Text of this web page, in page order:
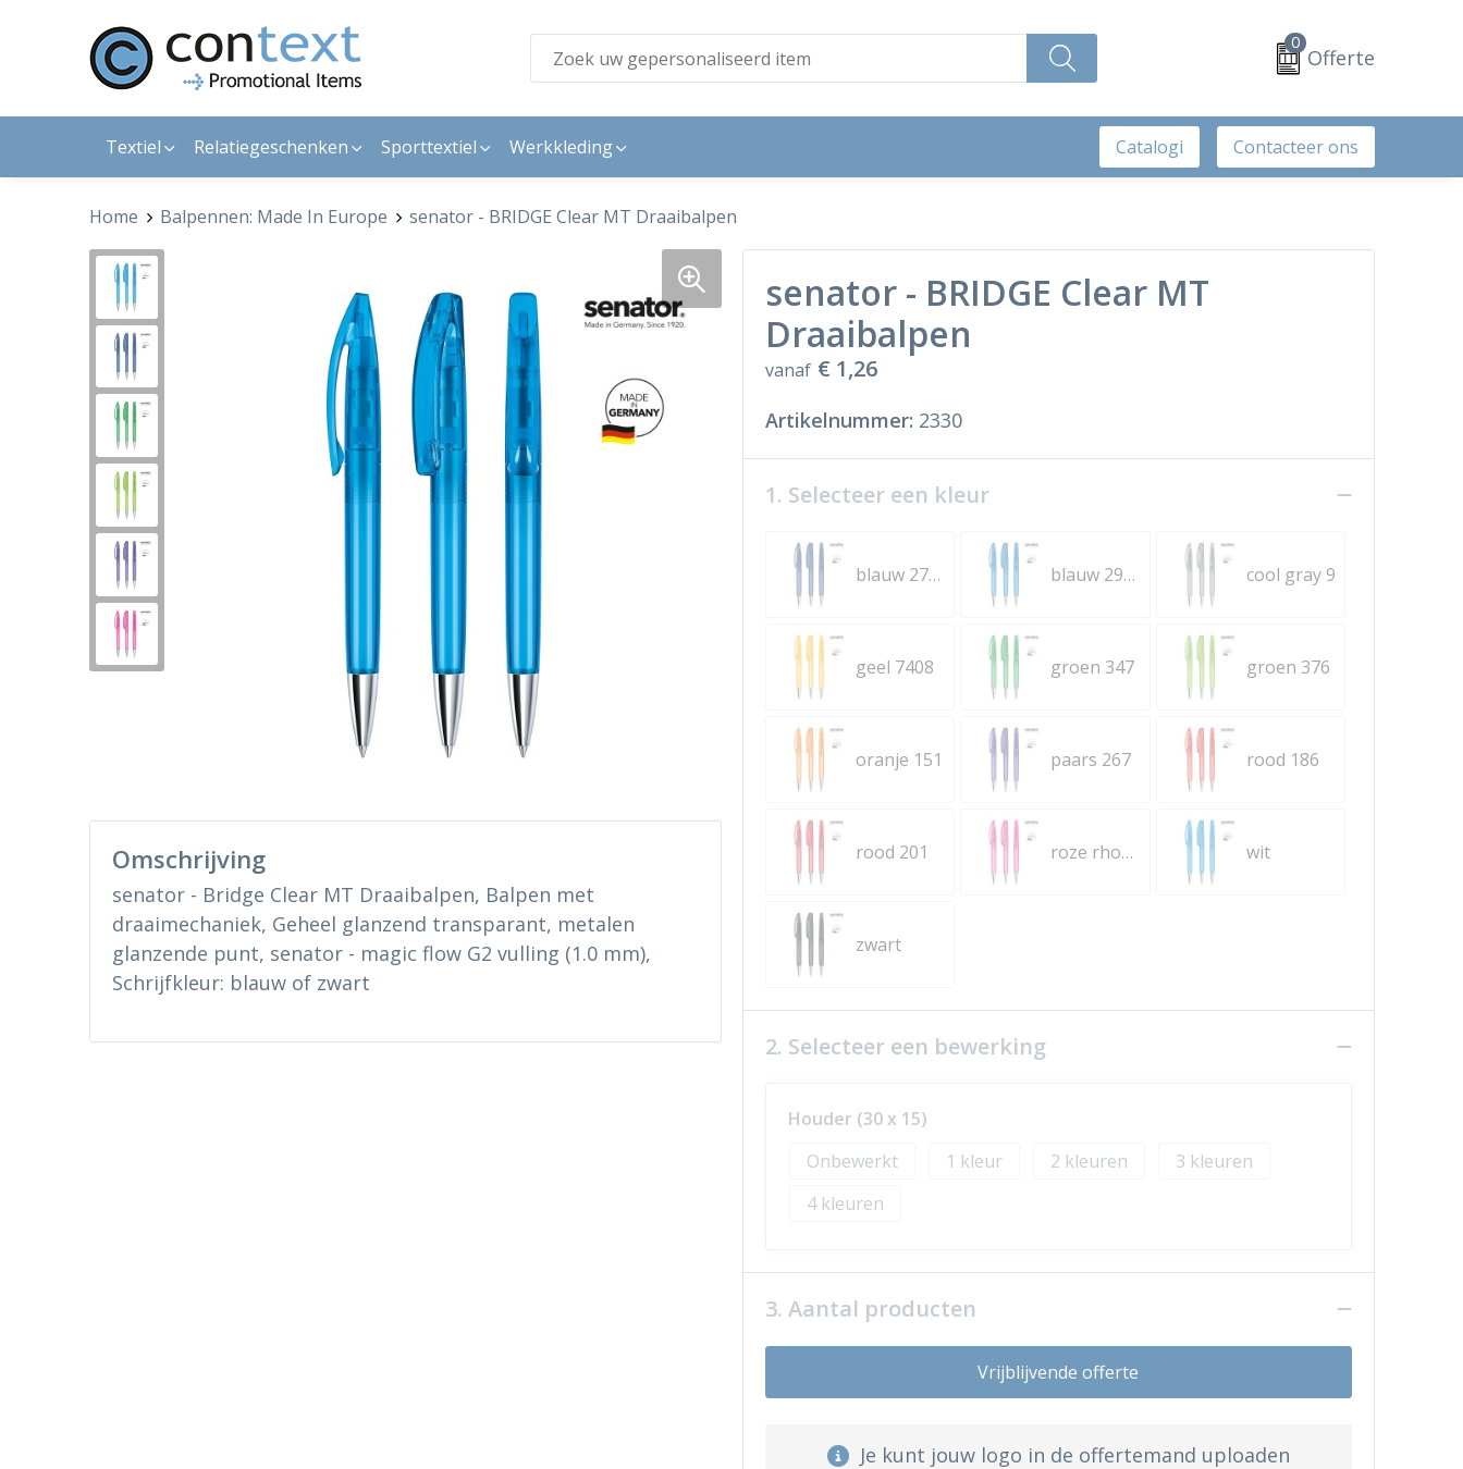
0
Offerte
Textiel Relatiegeschenken Sporttextiel Werkkleding Catalogi Contacteer ons
Home Balpennen: Made In Europe senator - BRIDGE Clear MT Draaibalpen
Omschrijving
senator - Bridge Clear MT Draaibalpen, Balpen met
draaimechaniek, Geheel glanzend transparant, metalen
glanzende punt, senator - magic flow G2 vulling (1.0 mm),
Schrijfkleur: blauw of zwart
senator - BRIDGE Clear MT
Draaibalpen
vanaf € 1,26
Artikelnummer: 2330
1. Selecteer een kleur
blauw 2757 blauw 2935 cool gray 9
geel 7408 groen 347 groen 376
oranje 151 paars 267 rood 186
rood 201 roze rhodamine rood wit
zwart
2. Selecteer een bewerking
Houder (30 x 15)
Onbewerkt
1 2
3
4
3. Aantal producten
Vrijblijvende offerte
Je kunt jouw logo in de offertemand uploaden